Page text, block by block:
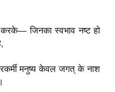
करके— जिनका स्वभाव नष्ट हो
मनुष्य केवल जगत् के नाश